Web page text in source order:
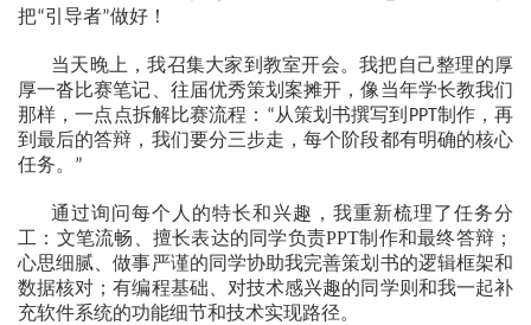
把“引导者”做好！
当天晚上，我召集大家到教室开会。我把自己整理的厚
厚一沓比赛笔记、往届优秀策划案摊开，像当年学长教我们
那样，一点点拆解比赛流程： “从策划书撰写到 PPT 制作，再
到最后的答辩，我们要分三步走，每个阶段都有明确的核心
任务。 ”
通过询问每个人的特长和兴趣，我重新梳理了任务分
工：文笔流畅、擅长表达的同学负责PPT制作和最终答辩；
心思细腻、做事严谨的同学协助我完善策划书的逻辑框架和
数据核对；有编程基础、对技术感兴趣的同学则和我一起补
充软件系统的功能细节和技术实现路径。